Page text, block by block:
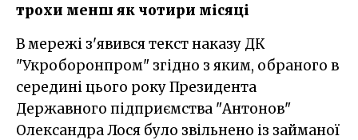
трохи менш як чотири місяці
В мережі з'явився текст наказу ДК
"Укроборонпром" згідно з яким, обраного в
середині цього року Президента
Державного підприємства "Антонов"
Олександра Лося було звільнено із займаної